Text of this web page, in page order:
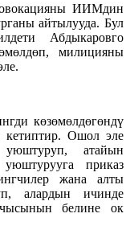
ИИМдин
айтылууда. Бул
Абдыкаровго
милицияны
көзөмөлдөгөндү
кетиптир. Ошол эле
атайын
приказ
жана алты
алардын ичинде
белине ок